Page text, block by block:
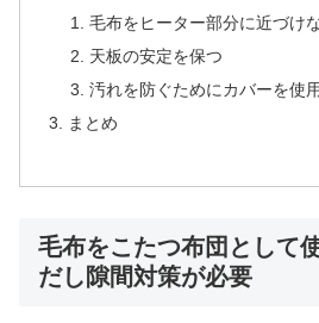
毛布をヒーター部分に近づけ
天板の安定を保つ
汚れを防ぐためにカバーを使
まとめ
毛布をこたつ布団として
だし隙間対策が必要